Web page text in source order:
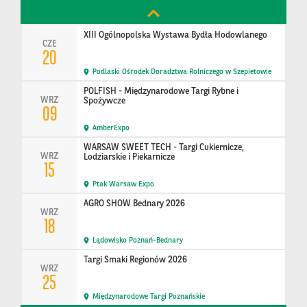
CZE
20
XIII Ogólnopolska Wystawa Bydła Hodowlanego
Podlaski Ośrodek Doradztwa Rolniczego w Szepietowie
WRZ
09
POLFISH - Międzynarodowe Targi Rybne i
Spożywcze
AmberExpo
WRZ
15
WARSAW SWEET TECH - Targi Cukiernicze,
Lodziarskie i Piekarnicze
Ptak Warsaw Expo
WRZ
18
AGRO SHOW Bednary 2026
Lądowisko Poznań-Bednary
WRZ
25
Targi Smaki Regionów 2026
Międzynarodowe Targi Poznańskie